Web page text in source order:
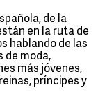
de la
en la ruta de
hablando de las
de moda,
más jóvenes,
príncipes y